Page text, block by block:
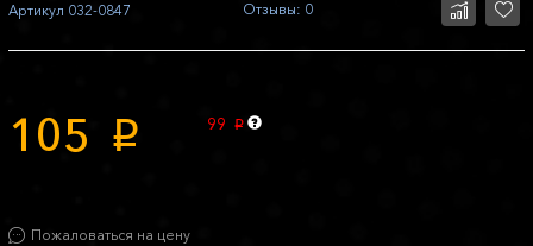
Артикул 032-0847 Отзывы: 0
105 p 99 p
Пожаловаться на цену